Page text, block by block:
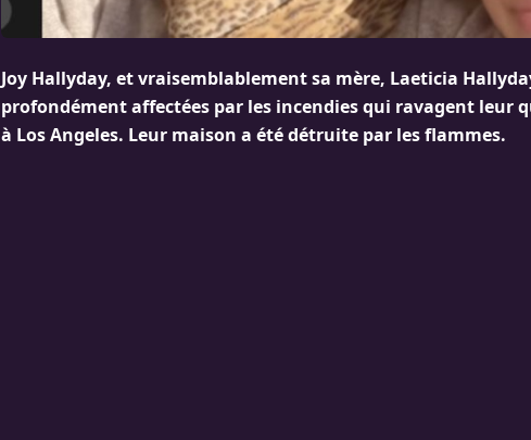
Joy Hallyday, et vraisemblablement sa mère, Laeticia
profondément affectées par les incendies qui ravagent leur
à Los Angeles. Leur maison a été détruite par les flammes.